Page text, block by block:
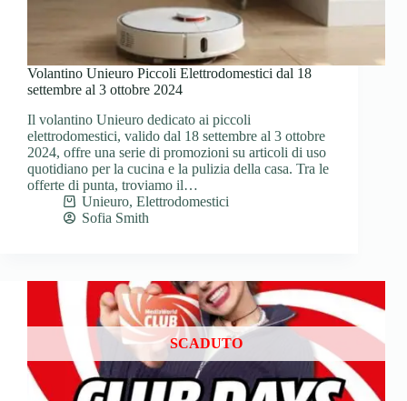
Volantino Unieuro Piccoli Elettrodomestici dal 18
settembre al 3 ottobre 2024
Il volantino Unieuro dedicato ai piccoli
elettrodomestici, valido dal 18 settembre al 3 ottobre
2024, offre una serie di promozioni su articoli di uso
quotidiano per la cucina e la pulizia della casa. Tra le
offerte di punta, troviamo il…
Unieuro, Elettrodomestici
Sofia Smith
SCADUTO